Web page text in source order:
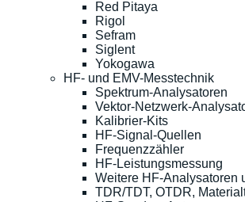
Red Pitaya
Rigol
Sefram
Siglent
Yokogawa
HF- und EMV-Messtechnik
Spektrum-Analysatoren
Vektor-Netzwerk-
Kalibrier-Kits
HF-Signal-Quellen
Frequenzzähler
HF-Leistungsmessung
Weitere HF-Analysatoren
TDR/TDT, OTDR,